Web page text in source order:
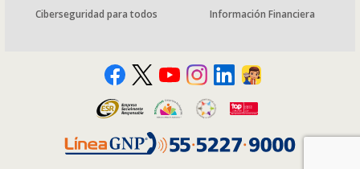
Ciberseguridad para todos Información Financiera